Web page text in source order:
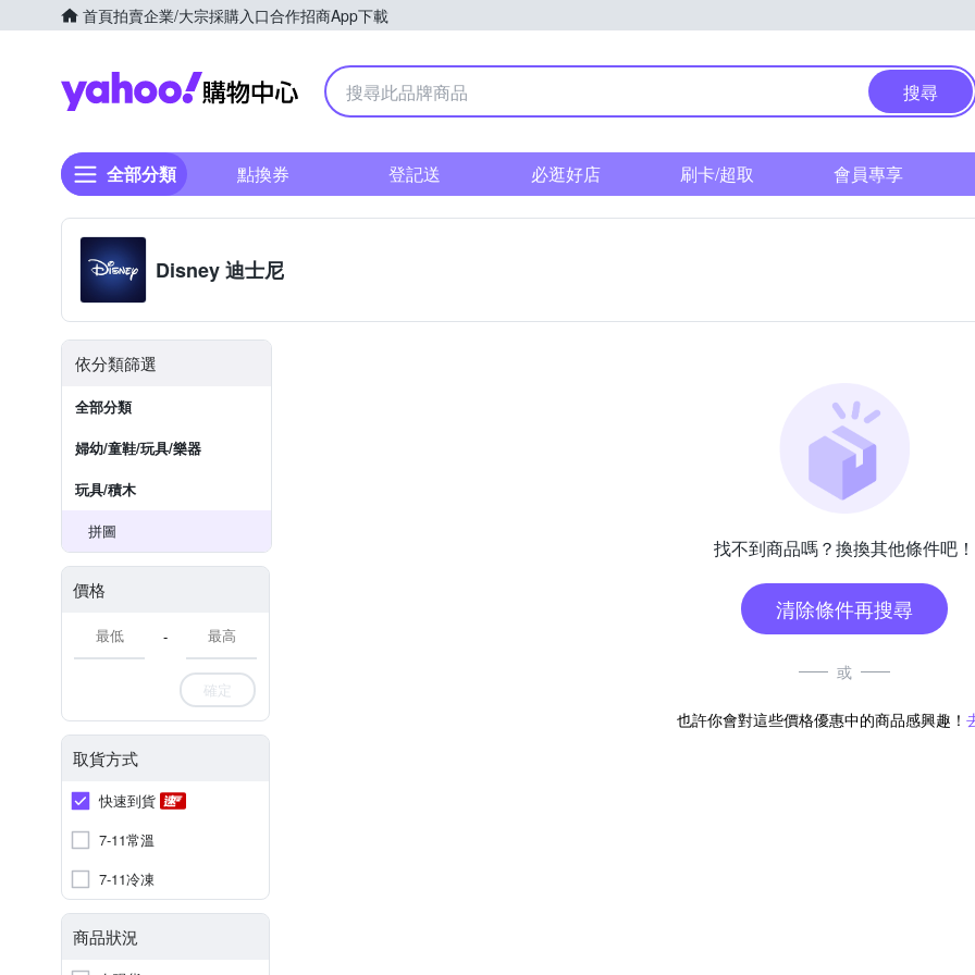
首頁拍賣企業/大宗採購入口合作招商App下載
Yahoo購物中心
搜尋
全部分類 點換券 登記送 必逛好店 刷卡/超取 會員專享
Disney 迪士尼
依分類篩選
全部分類
婦幼/童鞋/玩具/樂器
玩具/積木
拼圖
價格
-
確定
取貨方式
快速到貨
7-11常溫
7-11冷凍
商品狀況
找不到商品嗎？換換其他條件吧！
清除條件再搜尋
或
也許你會對這些價格優惠中的商品感興趣！